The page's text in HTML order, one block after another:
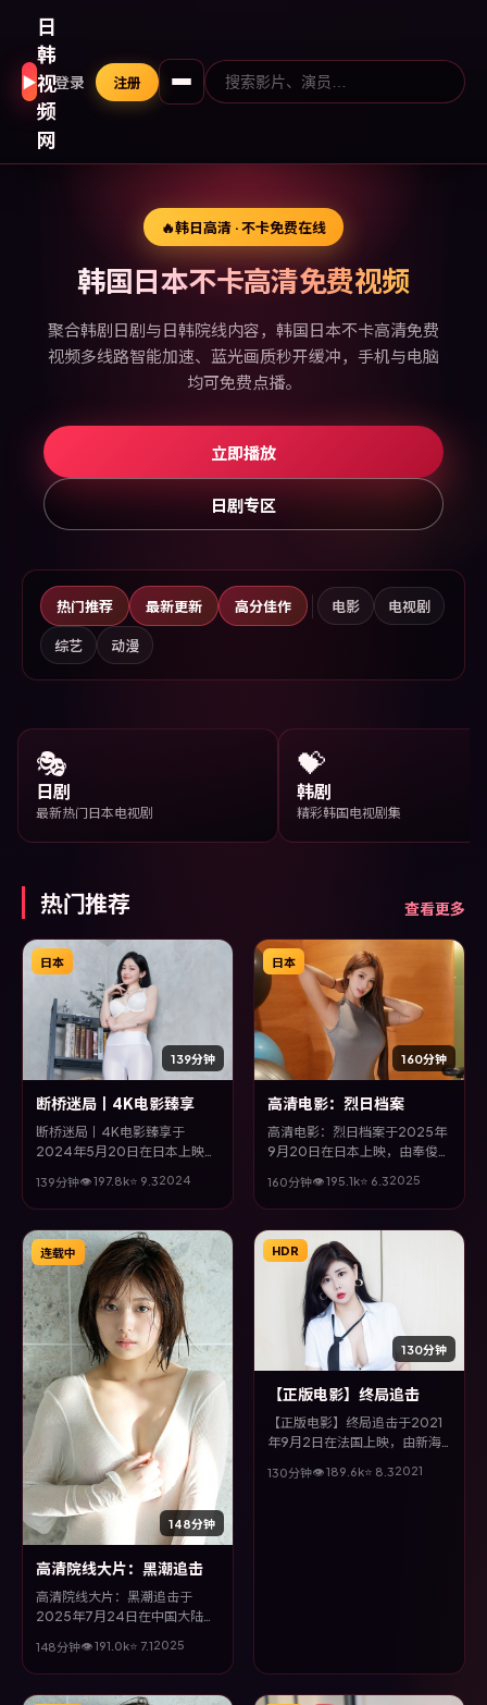
▶
日
韩
视
频
网
登录 注册
🔥韩日高清 · 不卡免费在线
韩国日本不卡高清免费视频
聚合韩剧日剧与日韩院线内容，韩国日本不卡高清免费
视频多线路智能加速、蓝光画质秒开缓冲，手机与电脑
均可免费点播。
立即播放
日剧专区
热门推荐 最新更新 高分佳作 电影 电视剧
综艺 动漫
🎭
日剧
最新热门日本电视剧
💝
韩剧
精彩韩国电视剧集
热门推荐 查看更多
139分钟
日本
断桥迷局丨4K电影臻享
断桥迷局丨4K电影臻享于
2024年5月20日在日本上映，
青云、周迅等主演。全片以惊悚
类型为主线，改编自真实事件与
社会议题，兼具娱乐性与思考空
间。
139分钟👁197.8k⭐ 9.32024
160分钟
日本
高清电影：烈日档案
高清电影：烈日档案于2025年
9月20日在日本上映，由奉俊昊
廷等主演。全片以惊悚类型为主
线，视听语言大胆实验，配乐与
场面调度为全片情绪推波助澜。
160分钟👁195.1k⭐ 6.32025
148分钟
连载中
高清院线大片：黑潮追击
高清院线大片：黑潮追击于
2025年7月24日在中国大陆上
伟、刘青云等主演。全片以奇幻
类型为主线，在时代洪流与个体
抉择之间，故事层层推进，节奏
148分钟👁191.0k⭐ 7.12025
130分钟
HDR
【正版电影】终局追击
【正版电影】终局追击于2021
年9月2日在法国上映，由新海
刘等主演。全片以家庭类型为主
130分钟👁189.6k⭐ 8.32021